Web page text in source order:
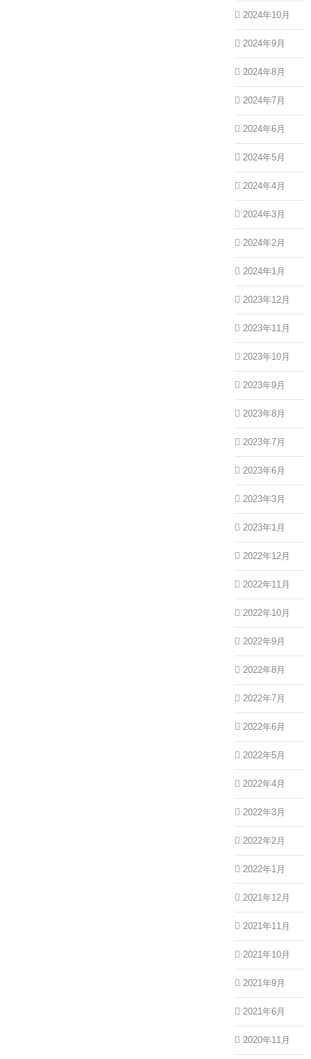
2024年10月
2024年9月
2024年8月
2024年7月
2024年6月
2024年5月
2024年4月
2024年3月
2024年2月
2024年1月
2023年12月
2023年11月
2023年10月
2023年9月
2023年8月
2023年7月
2023年6月
2023年3月
2023年1月
2022年12月
2022年11月
2022年10月
2022年9月
2022年8月
2022年7月
2022年6月
2022年5月
2022年4月
2022年3月
2022年2月
2022年1月
2021年12月
2021年11月
2021年10月
2021年9月
2021年6月
2020年11月